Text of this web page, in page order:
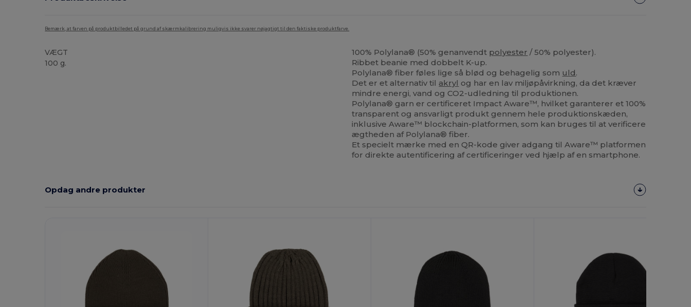
Bemærk, at farven på produktbilledet på grund af skærmkalibrering muligvis ikke svarer nøjagtigt til den faktiske produktfarve.
VÆGT
100 g.
100% Polylana® (50% genanvendt polyester / 50% polyester).
Ribbet beanie med dobbelt K-up.
Polylana® fiber føles lige så blød og behagelig som uld.
Det er et alternativ til akryl og har en lav miljøpåvirkning, da det kræver
mindre energi, vand og CO2-udledning til produktionen.
Polylana® garn er certificeret Impact Aware™, hvilket garanterer et 100%
transparent og ansvarligt produkt gennem hele produktionskæden,
inklusive Aware™ blockchain-platformen, som kan bruges til at verificere
ægtheden af Polylana® fiber.
Et specielt mærke med en QR-kode giver adgang til Aware™ platformen
for direkte autentificering af certificeringer ved hjælp af en smartphone.
Opdag andre produkter